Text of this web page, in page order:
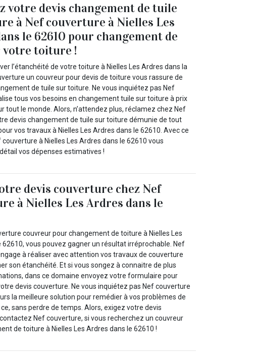
votre devis changement de tuile
à Nef couverture à Nielles Les
le 62610 pour changement de
toiture !
l’étanchéité de votre toiture à Nielles Les Ardres dans la
un couvreur pour devis de toiture vous rassure de
de tuile sur toiture. Ne vous inquiétez pas Nef
tous vos besoins en changement tuile sur toiture à prix
tout le monde. Alors, n’attendez plus, réclamez chez Nef
devis changement de tuile sur toiture démunie de tout
vos travaux à Nielles Les Ardres dans le 62610. Avec ce
à Nielles Les Ardres dans le 62610 vous
vos dépenses estimatives !
devis couverture chez Nef
à Nielles Les Ardres dans le
couvreur pour changement de toiture à Nielles Les
62610, vous pouvez gagner un résultat irréprochable. Nef
à réaliser avec attention vos travaux de couverture
son étanchéité. Et si vous songez à connaitre de plus
dans ce domaine envoyez votre formulaire pour
devis couverture. Ne vous inquiétez pas Nef couverture
la meilleure solution pour remédier à vos problèmes de
sans perdre de temps. Alors, exigez votre devis
Nef couverture, si vous recherchez un couvreur
de toiture à Nielles Les Ardres dans le 62610 !